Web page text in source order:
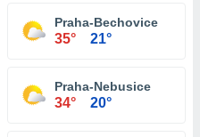
Praha-Bechovice
35° 21°
Praha-Nebusice
34° 20°